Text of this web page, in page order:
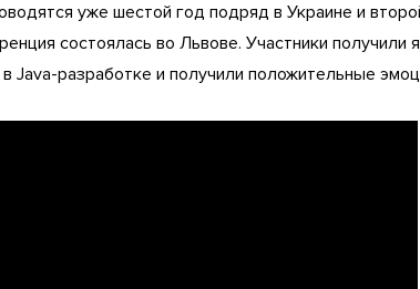
уже шестой год подряд в Украине и
состоялась во Львове. Участники получили
Java-разработке и получили положительные